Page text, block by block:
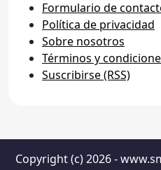
Formulario de
Política de privacidad
Sobre nosotros
Términos y
Suscribirse (RSS)
Copyright (c) 2026 -